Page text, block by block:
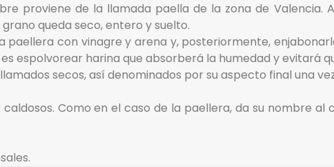
proviene de la llamada paella de la zona de Valencia.
queda seco, entero y suelto.
con vinagre y arena y, posteriormente,
espolvorear harina que absorberá la humedad y evitará
secos, así denominados por su aspecto final una
Como en el caso de la paellera, da su nombre al